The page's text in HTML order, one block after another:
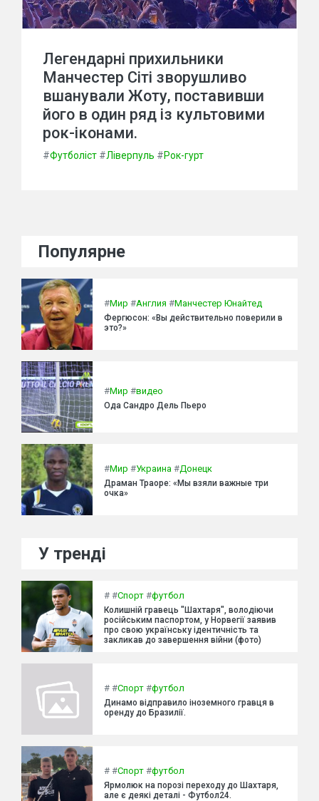
Легендарні прихильники
Манчестер Сіті зворушливо
вшанували Жоту, поставивши
його в один ряд із культовими
рок-іконами.
#Футболіст #Ліверпуль #Рок-гурт
Популярне
#Мир #Англия #Манчестер Юнайтед
Фергюсон: «Вы действительно поверили в
это?»
#Мир #видео
Ода Сандро Дель Пьеро
#Мир #Украина #Донецк
Драман Траоре: «Мы взяли важные три
очка»
У тренді
# #Спорт #футбол
Колишній гравець "Шахтаря", володіючи
російським паспортом, у Норвегії заявив
про свою українську ідентичність та
закликав до завершення війни (фото)
# #Спорт #футбол
Динамо відправило іноземного гравця в
оренду до Бразилії.
# #Спорт #футбол
Ярмолюк на порозі переходу до Шахтаря,
але є деякі деталі - Футбол24.